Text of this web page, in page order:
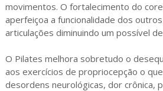
movimentos. O fortalecimento do
aperfeiçoa a funcionalidade dos
articulações diminuindo um possível
O Pilates melhora sobretudo o
aos exercícios de propriocepção o
desordens neurológicas, dor crônica,